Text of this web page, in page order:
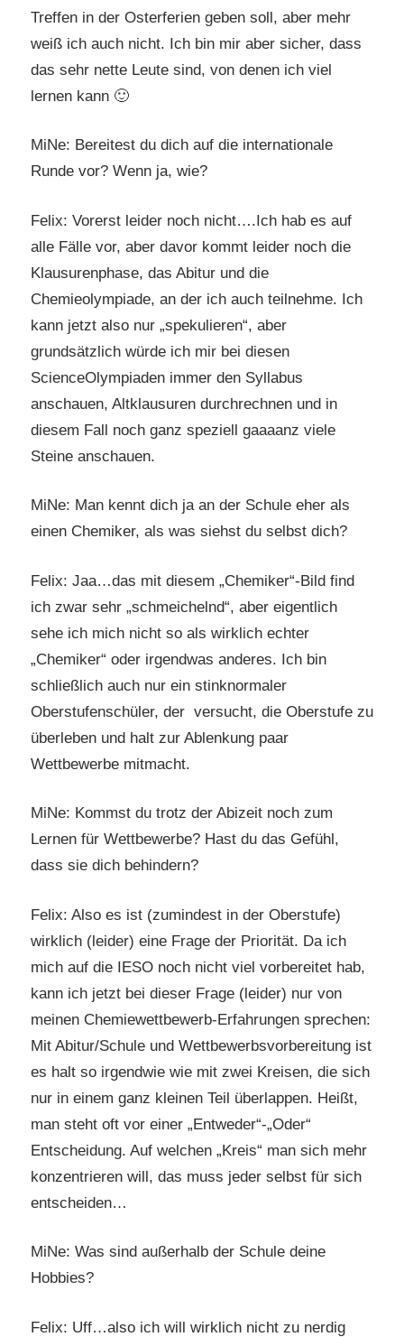
Treffen in der Osterferien geben soll, aber mehr
weiß ich auch nicht. Ich bin mir aber sicher, dass
das sehr nette Leute sind, von denen ich viel
lernen kann 🙂
MiNe: Bereitest du dich auf die internationale
Runde vor? Wenn ja, wie?
Felix: Vorerst leider noch nicht….Ich hab es auf
alle Fälle vor, aber davor kommt leider noch die
Klausurenphase, das Abitur und die
Chemieolympiade, an der ich auch teilnehme. Ich
kann jetzt also nur „spekulieren“, aber
grundsätzlich würde ich mir bei diesen
ScienceOlympiaden immer den Syllabus
anschauen, Altklausuren durchrechnen und in
diesem Fall noch ganz speziell gaaaanz viele
Steine anschauen.
MiNe: Man kennt dich ja an der Schule eher als
einen Chemiker, als was siehst du selbst dich?
Felix: Jaa…das mit diesem „Chemiker“-Bild find
ich zwar sehr „schmeichelnd“, aber eigentlich
sehe ich mich nicht so als wirklich echter
„Chemiker“ oder irgendwas anderes. Ich bin
schließlich auch nur ein stinknormaler
Oberstufenschüler, der versucht, die Oberstufe zu
überleben und halt zur Ablenkung paar
Wettbewerbe mitmacht.
MiNe: Kommst du trotz der Abizeit noch zum
Lernen für Wettbewerbe? Hast du das Gefühl,
dass sie dich behindern?
Felix: Also es ist (zumindest in der Oberstufe)
wirklich (leider) eine Frage der Priorität. Da ich
mich auf die IESO noch nicht viel vorbereitet hab,
kann ich jetzt bei dieser Frage (leider) nur von
meinen Chemiewettbewerb-Erfahrungen sprechen:
Mit Abitur/Schule und Wettbewerbsvorbereitung ist
es halt so irgendwie wie mit zwei Kreisen, die sich
nur in einem ganz kleinen Teil überlappen. Heißt,
man steht oft vor einer „Entweder“-„Oder“
Entscheidung. Auf welchen „Kreis“ man sich mehr
konzentrieren will, das muss jeder selbst für sich
entscheiden…
MiNe: Was sind außerhalb der Schule deine
Hobbies?
Felix: Uff…also ich will wirklich nicht zu nerdig